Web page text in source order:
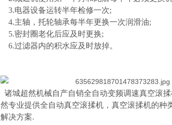
3.电器设备运转半年检修一次;
4.主轴，托轮轴承每半年更换一次润滑油;
5.密封圈老化后应及时更换;
6.过滤器内的积水应及时放掉。
诸城超然机械自产自销全自动变频调速真空滚
然专业提供全自动真空滚揉机，真空滚揉机的
解决方案.